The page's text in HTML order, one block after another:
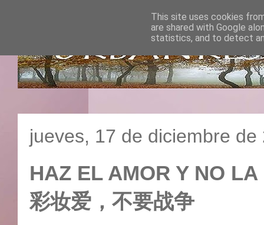
jueves, 17 de diciembre de
HAZ EL AMOR Y NO
彩妆爱，不要战争
This site uses cookies
are shared with Google
statistics, and to detect